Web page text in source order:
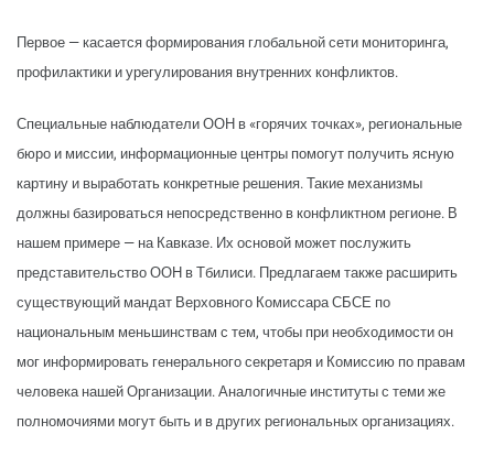
Первое — касается формирования глобальной сети мониторинга,
профилактики и урегулирования внутренних конфликтов.
Специальные наблюдатели ООН в «горячих точках», региональные
бюро и миссии, информационные центры помогут получить ясную
картину и выработать конкретные решения. Такие механизмы
должны базироваться непосредственно в конфликтном регионе. В
нашем примере — на Кавказе. Их основой может послужить
представительство ООН в Тбилиси. Предлагаем также расширить
существующий мандат Верховного Комиссара СБСЕ по
национальным меньшинствам с тем, чтобы при необходимости он
мог информировать генерального секретаря и Комиссию по правам
человека нашей Организации. Аналогичные институты с теми же
полномочиями могут быть и в других региональных организациях.